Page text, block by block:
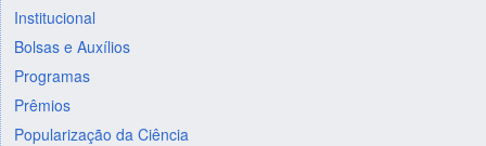
Institucional
Bolsas e Auxílios
Programas
Prêmios
Popularização da Ciência